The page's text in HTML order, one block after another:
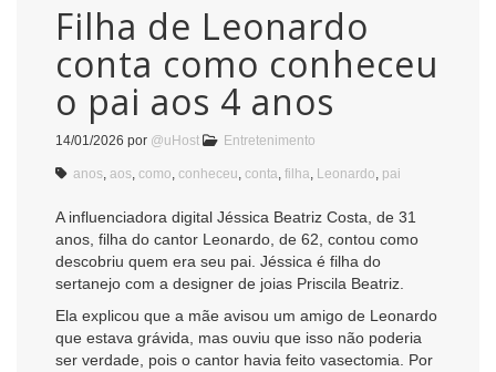
Filha de Leonardo
conta como conheceu
o pai aos 4 anos
14/01/2026 por @uHost Entretenimento
anos aos como conheceu conta filha Leonardo pai
A influenciadora digital Jéssica Beatriz Costa, de 31
anos, filha do cantor Leonardo, de 62, contou como
descobriu quem era seu pai. Jéssica é filha do
sertanejo com a designer de joias Priscila Beatriz.
Ela explicou que a mãe avisou um amigo de Leonardo
que estava grávida, mas ouviu que isso não poderia
ser verdade, pois o cantor havia feito vasectomia. Por